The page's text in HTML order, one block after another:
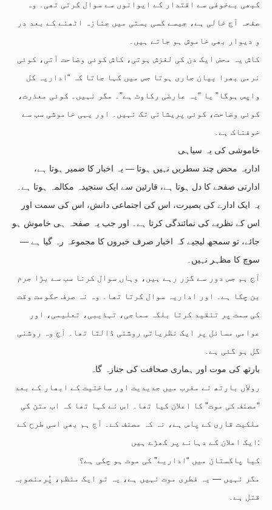
کبھی بےخوفی سے اقتدار کے ایوانوں سے سوال کرتی تھی۔ وہ
صفحہ آج خالی ہے، جیسے کسی بستی میں جنازہ اٹھنے کے بعد در
و دیوار بھی خاموش ہو جاتے ہیں۔
کاش یہ محض ایک دن کی لغزش ہوتی، کاش کوئی وضاحت آتی، کوئی
نرمی بھرا بیان جاری ہوتا جس میں کہا جاتا کہ “اداریہ کل
واپس ہوگا” یا “یہ عارضی رکاوٹ ہے”۔ مگر نہیں۔ کوئی معذرت،
کوئی وضاحت، کوئی پریشانی تک نہیں۔ اور یہی خاموشی سب سے
خوفناک ہے۔
خاموشی کی یہ سیاہی
اداریہ محض چند سطریں نہیں ہوتا — یہ اخبار کا ضمیر ہوتا ہے،
ادارتی صفحے کا دل ہوتا ہے، قارئین سے ایک سنجیدہ مکالمہ ہوتا ہے۔
یہ ایک ادارے کی بصیرت، اس کی اجتماعی دانش، اس کی سمت اور
اس کے نظریے کی نمائندگی کرتا ہے۔ اور جب یہ صفحہ ہی خاموش ہو
جائے، تو سمجھ لیجیے کہ اخبار صرف خبروں کا مجموعہ رہ گیا ہے —
سوچ کا مظہر نہیں۔
آج ہم جس دور سے گزر رہے ہیں، وہاں سوال کرنا سب سے بڑا جرم
بن چکا ہے۔ اور اداریہ سوال کرتا تھا۔ وہ نہ صرف حکومت وقت
کی سمت پر تنقید کرتا بلکہ سماجی، تہذیبی، تعلیمی، اور
عوامی مسائل پر ایک نظریاتی روشنی ڈالتا تھا۔ آج وہ روشنی
گل ہو گئی ہے۔
بارتھ کی موت اور ہماری صحافت کی جنازہ گاہ
رولاں بارتھ نے مغرب میں جدیدیت اور ساختیت کے ابھار کے بعد
“مصنف کی موت” کا اعلان کیا تھا۔ اس نے کہا تھا کہ اب متن کی
ملکیت قاری کے پاس ہے، نہ کہ مصنف کے۔ آج ہم بھی اسی طرح کے
ایک اعلان کے دہانے پر کھڑے ہیں:
کیا پاکستان میں “اداریے” کی موت ہو چکی ہے؟
مگر نہیں — یہ فطری موت نہیں ہے، یہ تو ایک منظم، پُرمنصوبہ
قتل ہے۔